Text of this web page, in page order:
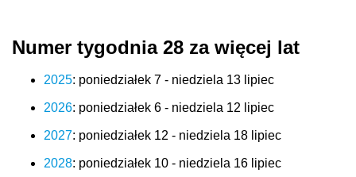
Numer tygodnia 28 za więcej lat
2025: poniedziałek 7 - niedziela 13 lipiec
2026: poniedziałek 6 - niedziela 12 lipiec
2027: poniedziałek 12 - niedziela 18 lipiec
2028: poniedziałek 10 - niedziela 16 lipiec